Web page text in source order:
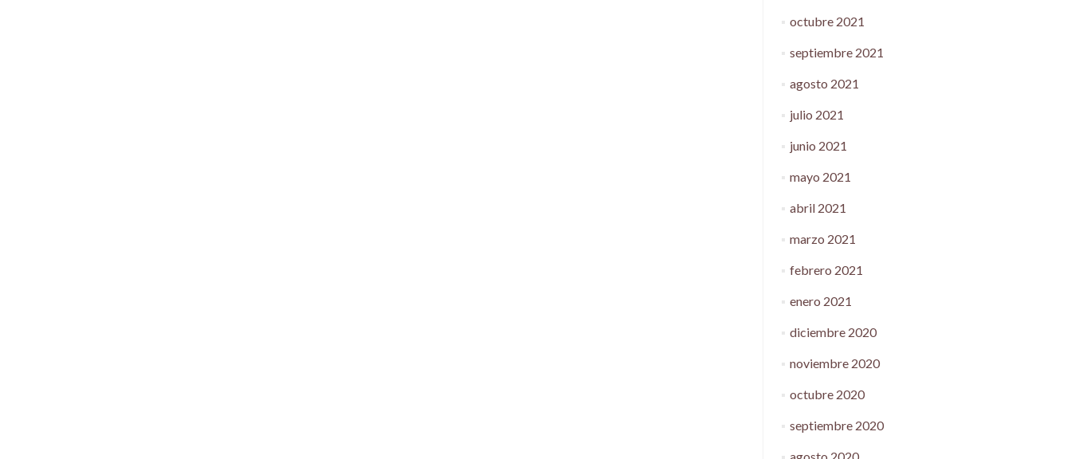
octubre 2021
septiembre 2021
agosto 2021
julio 2021
junio 2021
mayo 2021
abril 2021
marzo 2021
febrero 2021
enero 2021
diciembre 2020
noviembre 2020
octubre 2020
septiembre 2020